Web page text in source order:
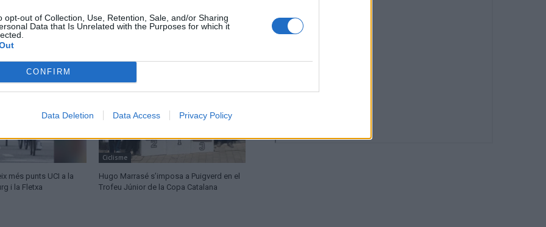
opt-out of Collection, Use, Retention, Sale, and/or Sharing
Data that Is Unrelated with the Purposes for which it
CONFIRM
Data Deletion Data Access Privacy Policy
més punts UCI a la
i la Fletxa
Ciclisme
Hugo Marrasé s’imposa a Puigverd en el
Trofeu Júnior de la Copa Catalana